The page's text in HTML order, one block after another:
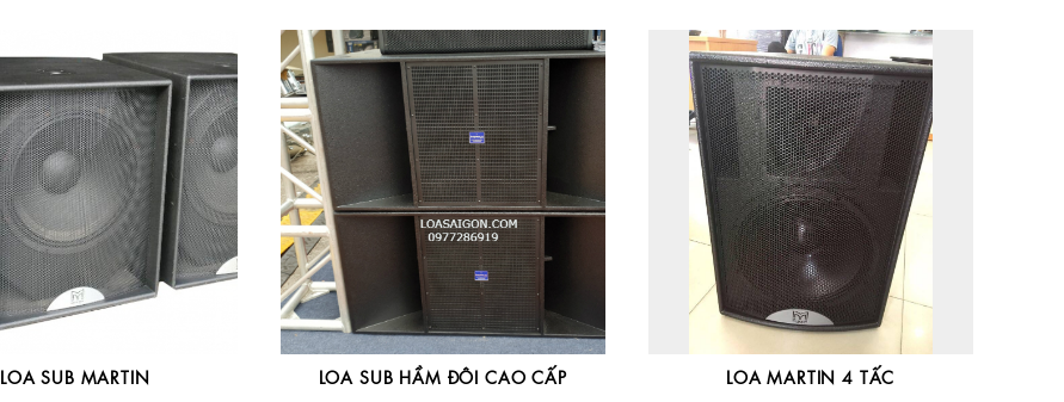
LOA SUB MARTIN LOA SUB HẦM ĐÔI CAO CẤP LOA MARTIN 4 TẤC